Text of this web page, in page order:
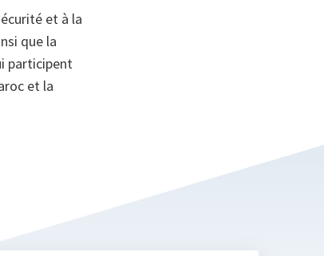
et à la
que la
participent
et la